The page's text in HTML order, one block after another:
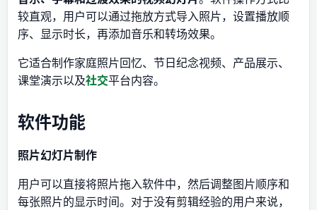
较直观，用户可以通过拖放方式导入照片，设置播放顺
序、显示时长，再添加音乐和转场效果。
它适合制作家庭照片回忆、节日纪念视频、产品展示、
课堂演示以及社交平台内容。
软件功能
照片幻灯片制作
用户可以直接将照片拖入软件中，然后调整图片顺序和
每张照片的显示时间。对于没有剪辑经验的用户来说，